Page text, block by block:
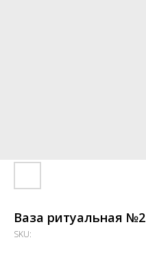
Ваза ритуальная №2
SKU: